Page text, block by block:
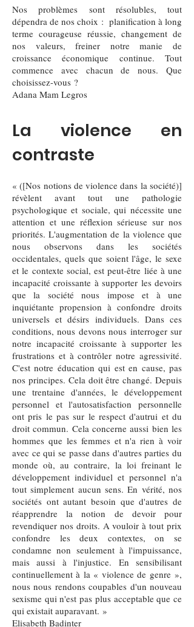
Nos problèmes sont résolubles, tout
dépendra de nos choix : planification à long
terme courageuse réussie, changement de
nos valeurs, freiner notre manie de
croissance économique continue. Tout
commence avec chacun de nous. Que
choisissez-vous ?
Adana Mam Legros
La violence en
contraste
« ([Nos notions de violence dans la société)]
révèlent avant tout une pathologie
psychologique et sociale, qui nécessite une
attention et une réflexion sérieuse sur nos
priorités. L'augmentation de la violence que
nous observons dans les sociétés
occidentales, quels que soient l'âge, le sexe
et le contexte social, est peut-être liée à une
incapacité croissante à supporter les devoirs
que la société nous impose et à une
inquiétante propension à confondre droits
universels et désirs individuels. Dans ces
conditions, nous devons nous interroger sur
notre incapacité croissante à supporter les
frustrations et à contrôler notre agressivité.
C'est notre éducation qui est en cause, pas
nos principes. Cela doit être changé. Depuis
une trentaine d'années, le développement
personnel et l'autosatisfaction personnelle
ont pris le pas sur le respect d'autrui et du
droit commun. Cela concerne aussi bien les
hommes que les femmes et n'a rien à voir
avec ce qui se passe dans d'autres parties du
monde où, au contraire, la loi freinant le
développement individuel et personnel n'a
tout simplement aucun sens. En vérité, nos
sociétés ont autant besoin que d'autres de
réapprendre la notion de devoir pour
revendiquer nos droits. A vouloir à tout prix
confondre les deux contextes, on se
condamne non seulement à l'impuissance,
mais aussi à l'injustice. En sensibilisant
continuellement à la « violence de genre »,
nous nous rendons coupables d'un nouveau
sexisme qui n'est pas plus acceptable que ce
qui existait auparavant. »
Elisabeth Badinter